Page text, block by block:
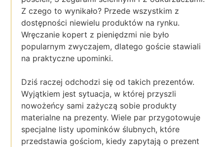
Z czego to wynikało? Przede wszystkim z
dostępności niewielu produktów na rynku.
Wręczanie kopert z pieniędzmi nie było
popularnym zwyczajem, dlatego goście stawiali
na praktyczne upominki.
Dziś raczej odchodzi się od takich prezentów.
Wyjątkiem jest sytuacja, w której przyszli
nowożeńcy sami zażyczą sobie produkty
materialne na prezenty. Wiele par przygotowuje
specjalne listy upominków ślubnych, które
przedstawia gościom, kiedy zapytają o prezent